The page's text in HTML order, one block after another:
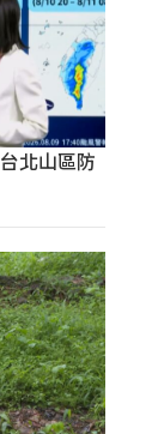
北山區防